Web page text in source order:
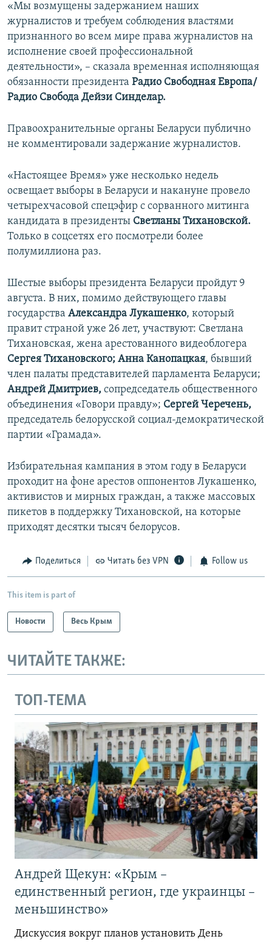
«Мы возмущены задержанием наших
журналистов и требуем соблюдения властями
признанного во всем мире права журналистов на
исполнение своей профессиональной
деятельности», – сказала временная исполняющая
обязанности президента Радио Свободная Европа/
Радио Свобода Дейзи Синделар.
Правоохранительные органы Беларуси публично
не комментировали задержание журналистов.
«Настоящее Время» уже несколько недель
освещает выборы в Беларуси и накануне провело
четырехчасовой спецэфир с сорванного митинга
кандидата в президенты Светланы Тихановской.
Только в соцсетях его посмотрели более
полумиллиона раз.​
Шестые выборы президента Беларуси пройдут 9
августа. В них, помимо действующего главы
государства Александра Лукашенко, который
правит страной уже 26 лет, участвуют: Светлана
Тихановская, жена арестованного видеоблогера
Сергея Тихановского; Анна Канопацкая​, бывший
член палаты представителей парламента Беларуси;
Андрей Дмитриев, сопредседатель общественного
объединения «Говори правду»; Сергей Черечень,
председатель белорусской социал-демократической
партии «Грамада».
Избирательная кампания в этом году в Беларуси
проходит на фоне арестов оппонентов Лукашенко,
активистов и мирных граждан, а также массовых
пикетов в поддержку Тихановской, на которые
приходят десятки тысяч белорусов.
Поделиться Читать без VPN Follow us
This item is part of
Новости Весь Крым
ЧИТАЙТЕ ТАКЖЕ:
ТОП-ТЕМА
Андрей Щекун: «Крым –
единственный регион, где украинцы –
меньшинство»
Дискуссия вокруг планов установить День